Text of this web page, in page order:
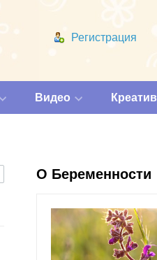
Регистрация
Видео Креатив
О Беременности